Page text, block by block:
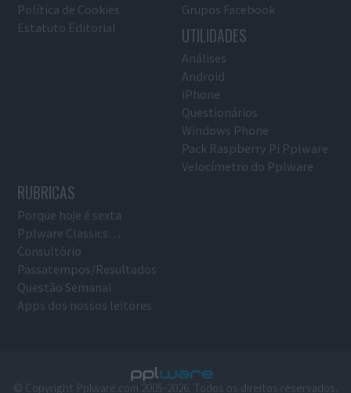
Política de Cookies
Estatuto Editorial
Grupos Facebook
UTILIDADES
Análises
Android
iPhone
Questionários
Windows Phone
Pack Raspberry Pi Pplware
Velocímetro do Pplware
RUBRICAS
Porque hoje é sexta
Pplware Classics…
Consultório
Passatempos/Resultados
Questão Semanal
Apps dos nossos leitores
© Copyright Pplware.com 2005-2026. Todos os direitos reservados.